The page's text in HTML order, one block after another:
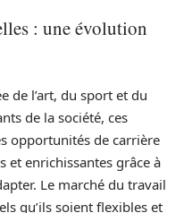
: une évolution
de l’art, du sport et du
de la société, ces
opportunités de carrière
et enrichissantes grâce à
Le marché du travail
qu’ils soient flexibles et